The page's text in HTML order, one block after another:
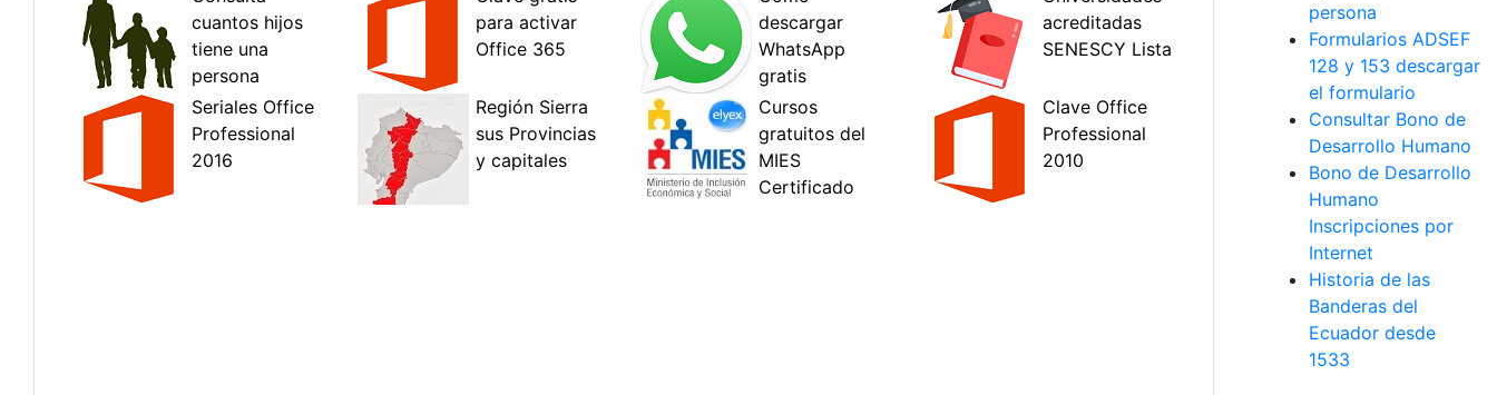
persona
Formularios ADSEF
128 y 153 descargar
el formulario
Consultar Bono de
Desarrollo Humano
Bono de Desarrollo
Humano
Inscripciones por
Internet
Historia de las
Banderas del
Ecuador desde
1533